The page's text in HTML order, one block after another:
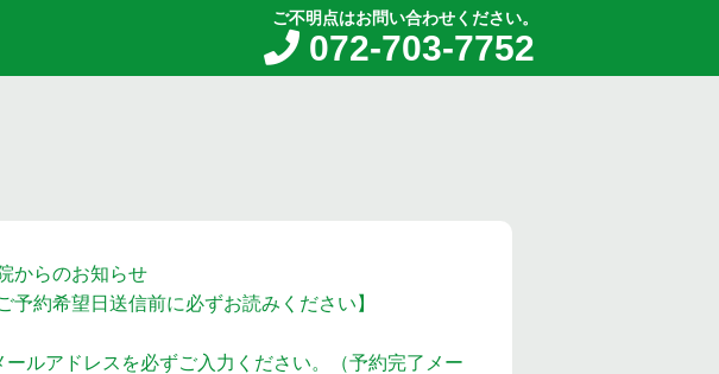
ご不明点はお問い合わせください。
072-703-7752
からのお知らせ
ご予約希望日送信前に必ずお読みください】
ールアドレスを必ずご入力ください。（予約完了メー